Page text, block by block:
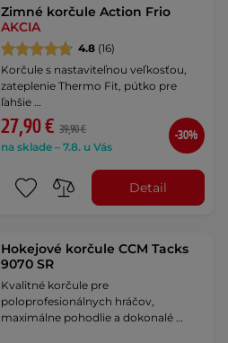
Zimné korčule Action Frio
AKCIA
4.8 (16)
Korčule s nastaviteľnou veľkosťou,
zateplenie Thermo Fit, pútko pre
ľahšie …
27,90 € 39,90 €
na sklade – 7.8. u Vás
-30%
Detail
Hokejové korčule CCM Tacks
9070 SR
Kvalitné korčule pre
poloprofesionálnych hráčov,
maximálne pohodlie a dokonalé …